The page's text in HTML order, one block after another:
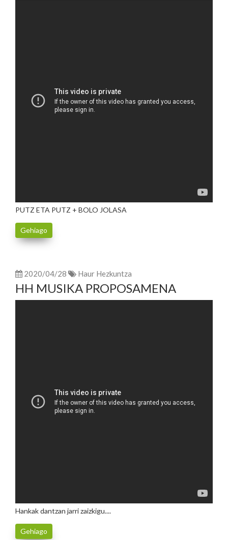
PUTZ ETA PUTZ + BOLO JOLASA
Gehiago
2020/04/28 Haur Hezkuntza
HH MUSIKA PROPOSAMENA
Hankak dantzan jarri zaizkigu....
Gehiago